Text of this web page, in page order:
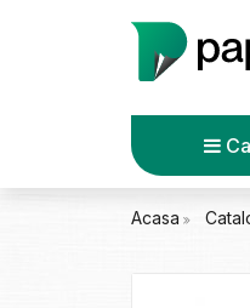
Acasa